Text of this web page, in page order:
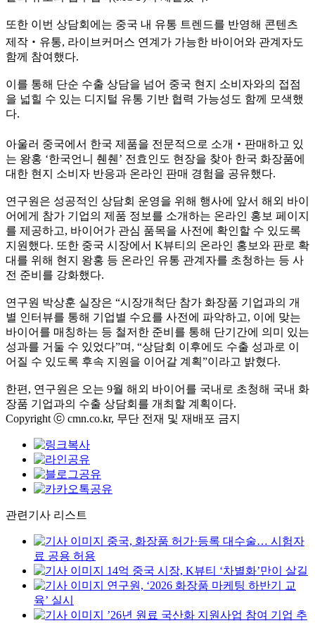
또한 이번 상담회에는 중국 내 유통 트렌드를 반영해 콘텐츠
제작‧유통, 라이브커머스 연계가 가능한 바이어와 관계자도
함께 참여했다.
이를 통해 단순 수출 상담을 넘어 중국 현지 소비자와의 접점
을 넓힐 수 있는 디지털 유통 기반 협력 가능성도 함께 모색했
다.
아울러 중국에서 한국 제품을 전문적으로 소개‧판매하고 있
는 왕홍 ‘한국언니 췐췐’ 전효인도 현장을 찾아 한국 화장품에
대한 현지 소비자 반응과 온라인 판매 경험을 공유했다.
연구원은 성공적인 상담회 운영을 위해 행사에 앞서 해외 바이
어에게 참가 기업의 제품 정보를 소개하는 온라인 홍보 페이지
를 제공하고, 바이어가 관심 품목을 사전에 확인할 수 있도록
지원했다. 또한 중국 시장에서 K뷰티의 온라인 홍보와 판로 확
대를 위해 현지 왕홍 등 온라인 유통 관계자를 초청하는 등 사
전 준비를 강화했다.
연구원 박상훈 실장은 “시장개척단 참가 화장품 기업과의 개
별 인터뷰를 통해 기업별 수요를 사전에 파악하고, 이에 맞는
바이어를 매칭하는 등 철저한 준비를 통해 단기간에 의미 있는
성과를 거둘 수 있었다”며, “상담회 이후에도 수출 성과로 이
어질 수 있도록 후속 지원을 이어갈 계획”이라고 밝혔다.
한편, 연구원은 오는 9월 해외 바이어를 국내로 초청해 국내 화
장품 기업과의 수출 상담회를 개최할 계획이다.
Copyright ⓒ cmn.co.kr, 무단 전재 및 재배포 금지
관련기사 리스트
중국, 화장품 허가·등록 대수술… 시험자
료 공용 허용
14억 중국 시장, K뷰티 ‘차별화’만이 살길
연구원, ‘2026 화장품 마케팅 하반기 교
육’ 실시
’26년 원료 국산화 지원사업 참여 기업 추